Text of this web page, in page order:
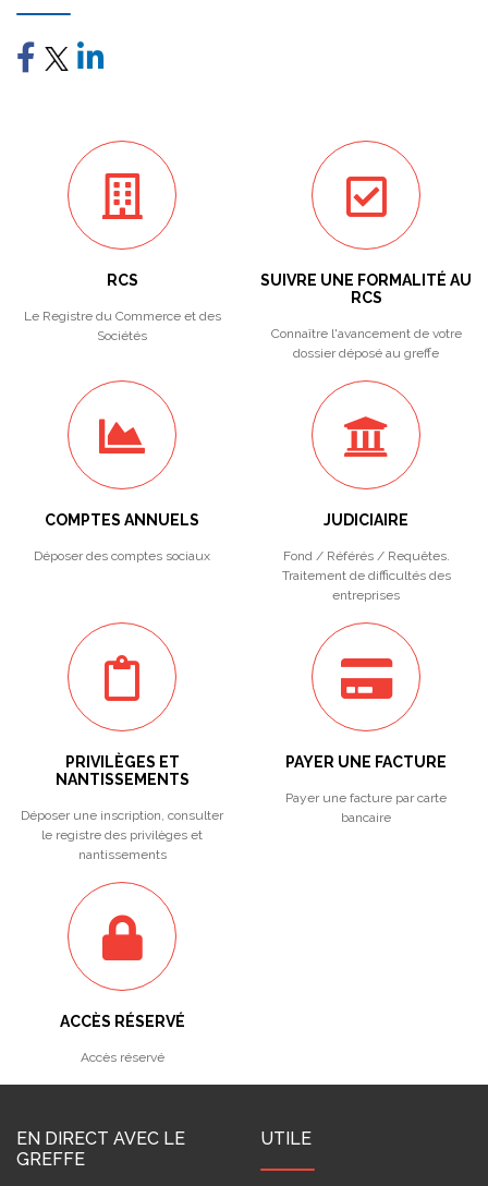
RCS
Le Registre du Commerce et des
Sociétés
SUIVRE UNE FORMALITÉ AU
RCS
Connaître l'avancement de votre
dossier déposé au greffe
COMPTES ANNUELS
Déposer des comptes sociaux
JUDICIAIRE
Fond / Référés / Requêtes.
Traitement de difficultés des
entreprises
PRIVILÈGES ET
NANTISSEMENTS
Déposer une inscription, consulter
le registre des privilèges et
nantissements
PAYER UNE FACTURE
Payer une facture par carte
bancaire
ACCÈS RÉSERVÉ
Accès réservé
EN DIRECT AVEC LE
GREFFE
UTILE